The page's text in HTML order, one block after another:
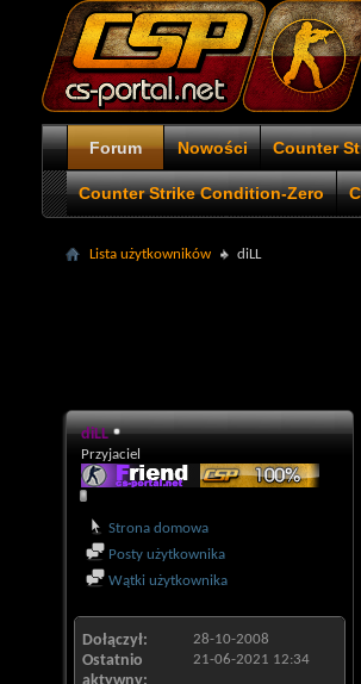
Forum Nowości Counter
Counter Strike Condition-Zero
Lista użytkowników diLL
diLL
Przyjaciel
Strona domowa
Posty użytkownika
Wątki użytkownika
Dołączył 28-10-2008
Ostatnio
21-06-2021 12:34